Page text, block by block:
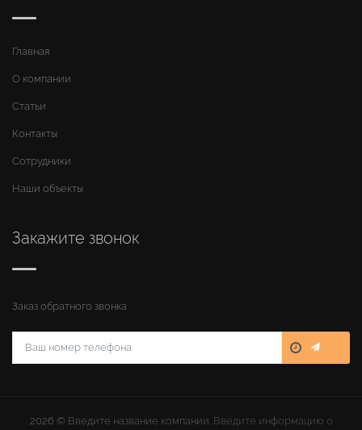
Главная
О компании
Статьи
Контакты
Сотрудники
Наши объекты
Закажите звонок
Заказ обратного звонка
2026 © Введите название компании . Введите информацию о